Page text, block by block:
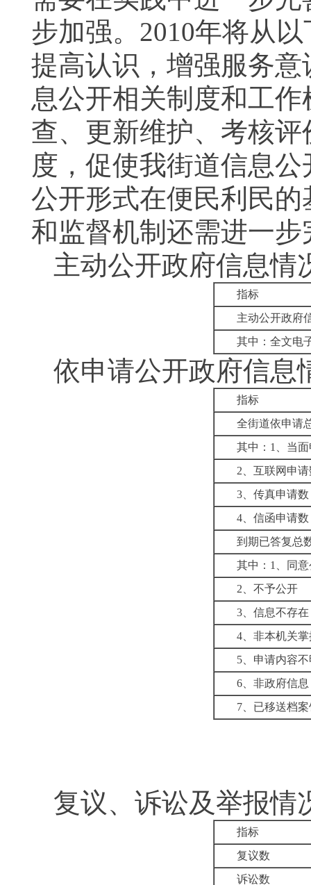
步加强。 2010年将从
提高认识，增强服务
息公开相关制度和工
查、更新维护、考核
度，促使我街道信息
公开形式在便民利民
和监督机制还需进一步
主动公开政府信息情
指标
主动公开政府
其中：全文电
依申请公开政府信息
指标
全街道依申请
其中： 1
、当
2 、互联网申
3 、传真申请数
4 、信函申请数
到期已答复总
其中： 1
同
2 、不予公开
3 、信息不存在
4 、非本机关
5 、申请内容
6 、非政府信息
7 、已移送档
复议、诉讼及举报情
指标
复议数
诉讼数